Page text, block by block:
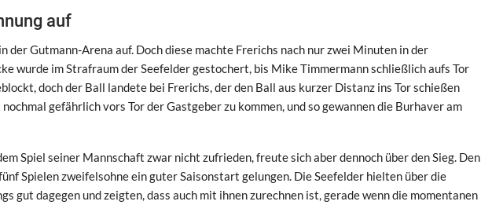
auf
der Gutmann-Arena auf. Doch diese machte Frerichs nach nur zwei Minuten in der
wurde im Strafraum der Seefelder gestochert, bis Mike Timmermann schließlich aufs Tor
doch der Ball landete bei Frerichs, der den Ball aus kurzer Distanz ins Tor schießen
gefährlich vors Tor der Gastgeber zu kommen, und so gewannen die Burhaver am
Spiel seiner Mannschaft zwar nicht zufrieden, freute sich aber dennoch über den Sieg. Den
Spielen zweifelsohne ein guter Saisonstart gelungen. Die Seefelder hielten über die
gut dagegen und zeigten, dass auch mit ihnen zurechnen ist, gerade wenn die momentanen